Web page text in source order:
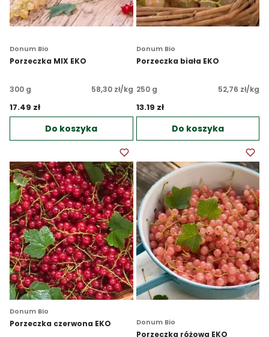
Donum Bio
Porzeczka MIX EKO
300 g 58,30 zł/kg
17.49 zł
Do koszyka
Donum Bio
Porzeczka biała EKO
250 g 52,76 zł/kg
13.19 zł
Do koszyka
Donum Bio
Porzeczka czerwona EKO Donum Bio
Porzeczka różowa EKO